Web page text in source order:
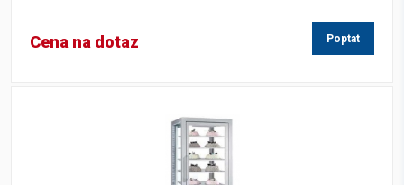
Cena na dotaz Poptat